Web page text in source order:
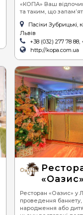
«КОПА» Ваш
та таким, що
Пасіки Зубрицькі,
Львів
+38 (032) 277 78
http://kopa.com.ua
«Оазис»
Ресторан «Оазис» у
проведення
народження або